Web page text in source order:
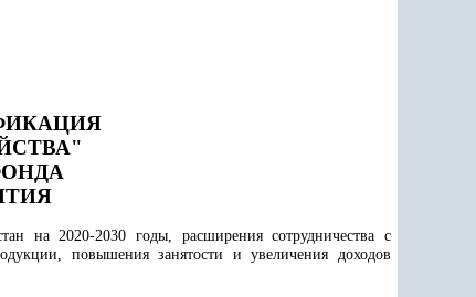
на 2020-2030 годы, расширения сотрудничества с
повышения занятости и увеличения доходов